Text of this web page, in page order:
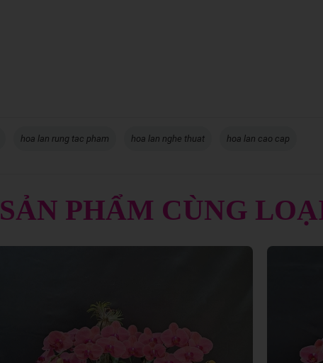
hoa lan rung tac pham hoa lan nghe thuat hoa lan cao cap
SẢN PHẨM CÙNG